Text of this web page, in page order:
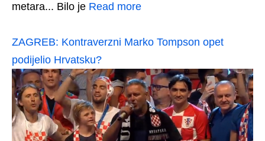
metara... Bilo je Read more
ZAGREB: Kontraverzni Marko Tompson opet
podijelio Hrvatsku?